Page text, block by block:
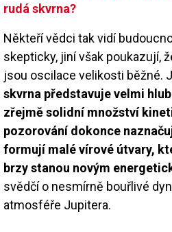
rudá skvrna?
Někteří vědci tak vidí
skepticky, jiní však poukazují,
jsou oscilace velikosti běžné.
skvrna představuje velmi
zřejmě solidní množství
pozorování dokonce
formují malé vírové útvary,
brzy stanou novým
svědčí o nesmírně bouřlivé
atmosféře Jupitera.